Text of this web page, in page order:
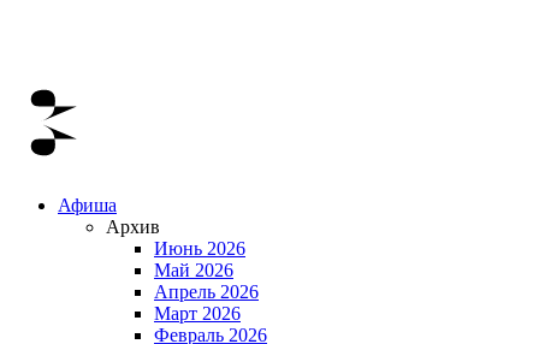
Афиша
Архив
Июнь 2026
Май 2026
Апрель 2026
Март 2026
Февраль 2026